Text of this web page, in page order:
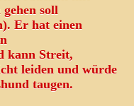
soll
Er hat einen
kann Streit,
leiden und würde
taugen.